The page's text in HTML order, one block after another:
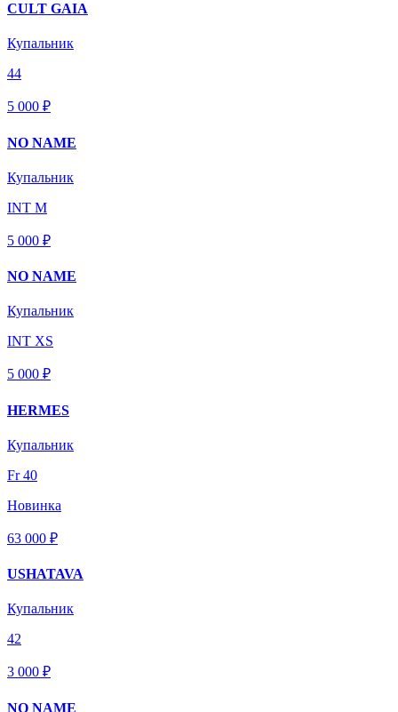
CULT GAIA
Купальник
44
5 000 ₽
NO NAME
Купальник
INT M
5 000 ₽
NO NAME
Купальник
INT XS
5 000 ₽
HERMES
Купальник
Fr 40
Новинка
63 000 ₽
USHATAVA
Купальник
42
3 000 ₽
NO NAME